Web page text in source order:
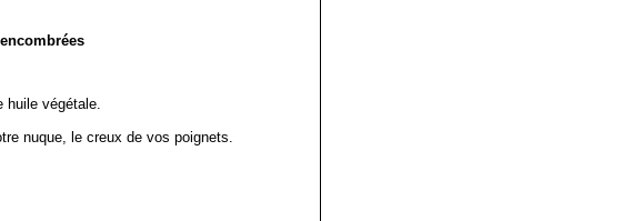
huile végétale.
nuque, le creux de vos poignets.